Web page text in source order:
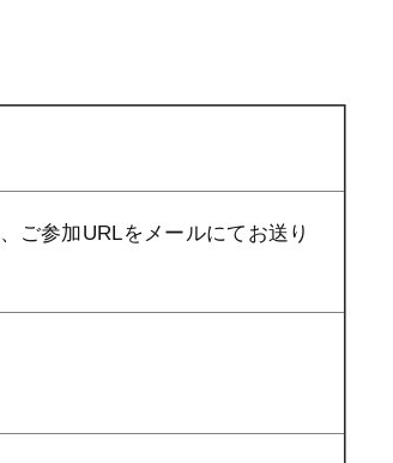
ご参加URLをメールにてお送り